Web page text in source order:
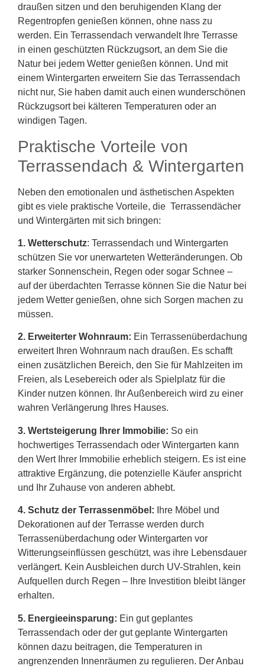
draußen sitzen und den beruhigenden Klang der
Regentropfen genießen können, ohne nass zu
werden. Ein Terrassendach verwandelt Ihre Terrasse
in einen geschützten Rückzugsort, an dem Sie die
Natur bei jedem Wetter genießen können. Und mit
einem Wintergarten erweitern Sie das Terrassendach
nicht nur, Sie haben damit auch einen wunderschönen
Rückzugsort bei kälteren Temperaturen oder an
windigen Tagen.
Praktische Vorteile von
Terrassendach & Wintergarten
Neben den emotionalen und ästhetischen Aspekten
gibt es viele praktische Vorteile, die Terrassendächer
und Wintergärten mit sich bringen:
1. Wetterschutz: Terrassendach und Wintergarten
schützen Sie vor unerwarteten Wetteränderungen. Ob
starker Sonnenschein, Regen oder sogar Schnee –
auf der überdachten Terrasse können Sie die Natur bei
jedem Wetter genießen, ohne sich Sorgen machen zu
müssen.
2. Erweiterter Wohnraum: Ein Terrassenüberdachung
erweitert Ihren Wohnraum nach draußen. Es schafft
einen zusätzlichen Bereich, den Sie für Mahlzeiten im
Freien, als Lesebereich oder als Spielplatz für die
Kinder nutzen können. Ihr Außenbereich wird zu einer
wahren Verlängerung Ihres Hauses.
3. Wertsteigerung Ihrer Immobilie: So ein
hochwertiges Terrassendach oder Wintergarten kann
den Wert Ihrer Immobilie erheblich steigern. Es ist eine
attraktive Ergänzung, die potenzielle Käufer anspricht
und Ihr Zuhause von anderen abhebt.
4. Schutz der Terrassenmöbel: Ihre Möbel und
Dekorationen auf der Terrasse werden durch
Terrassenüberdachung oder Wintergarten vor
Witterungseinflüssen geschützt, was ihre Lebensdauer
verlängert. Kein Ausbleichen durch UV-Strahlen, kein
Aufquellen durch Regen – Ihre Investition bleibt länger
erhalten.
5. Energieeinsparung: Ein gut geplantes
Terrassendach oder der gut geplante Wintergarten
können dazu beitragen, die Temperaturen in
angrenzenden Innenräumen zu regulieren. Der Anbau